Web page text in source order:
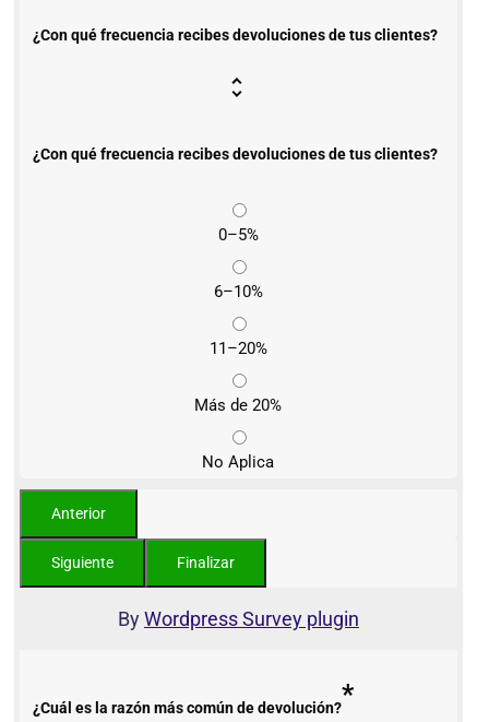
¿Con qué frecuencia recibes devoluciones de tus clientes?
¿Con qué frecuencia recibes devoluciones de tus clientes?
0–5%
6–10%
11–20%
Más de 20%
No Aplica
ByWordpress Survey plugin
¿Cuál es la razón más común de devolución?*